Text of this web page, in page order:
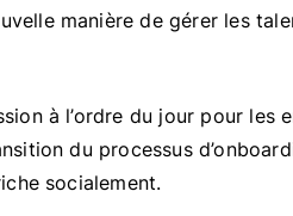
manière de gérer les
à l’ordre du jour pour les
du processus
socialement.